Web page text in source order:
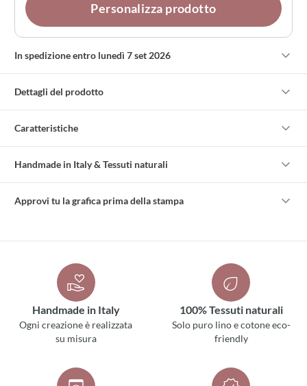
Personalizza prodotto
In spedizione entro lunedì 7 set 2026
Dettagli del prodotto
Caratteristiche
Handmade in Italy & Tessuti naturali
Approvi tu la grafica prima della stampa
Handmade in Italy
Ogni creazione è realizzata
su misura
100% Tessuti naturali
Solo puro lino e cotone eco-
friendly